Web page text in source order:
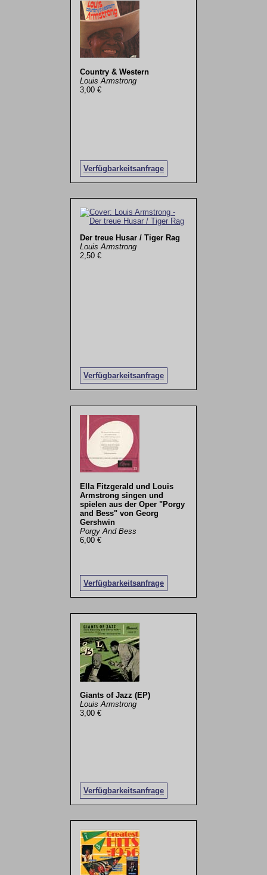
Country & Western
Louis Armstrong
3,00 €
Verfügbarkeitsanfrage
Der treue Husar / Tiger Rag
Louis Armstrong
2,50 €
Verfügbarkeitsanfrage
Ella Fitzgerald und Louis
Armstrong singen und
spielen aus der Oper "Porgy
and Bess" von Georg
Gershwin
Porgy And Bess
6,00 €
Verfügbarkeitsanfrage
Giants of Jazz (EP)
Louis Armstrong
3,00 €
Verfügbarkeitsanfrage